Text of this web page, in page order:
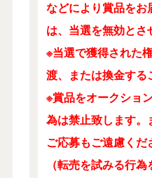
などにより賞品をお
は、当選を無効とさ
※当選で獲得された
渡、または換金する
※賞品をオークショ
為は禁止致します。
ご応募もご遠慮く
（転売を試みる行